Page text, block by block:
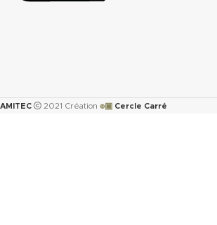
AMITEC 2021 Création ๏▣ Cercle Carré